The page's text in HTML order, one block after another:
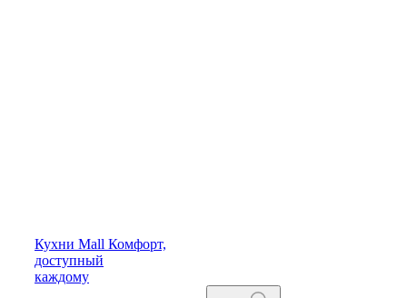
Кухни Mall Комфорт,
доступный
каждому